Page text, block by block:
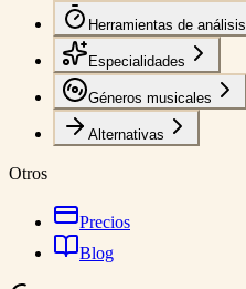
Herramientas de análisis
Especialidades
Géneros musicales
Alternativas
Otros
Precios
Blog